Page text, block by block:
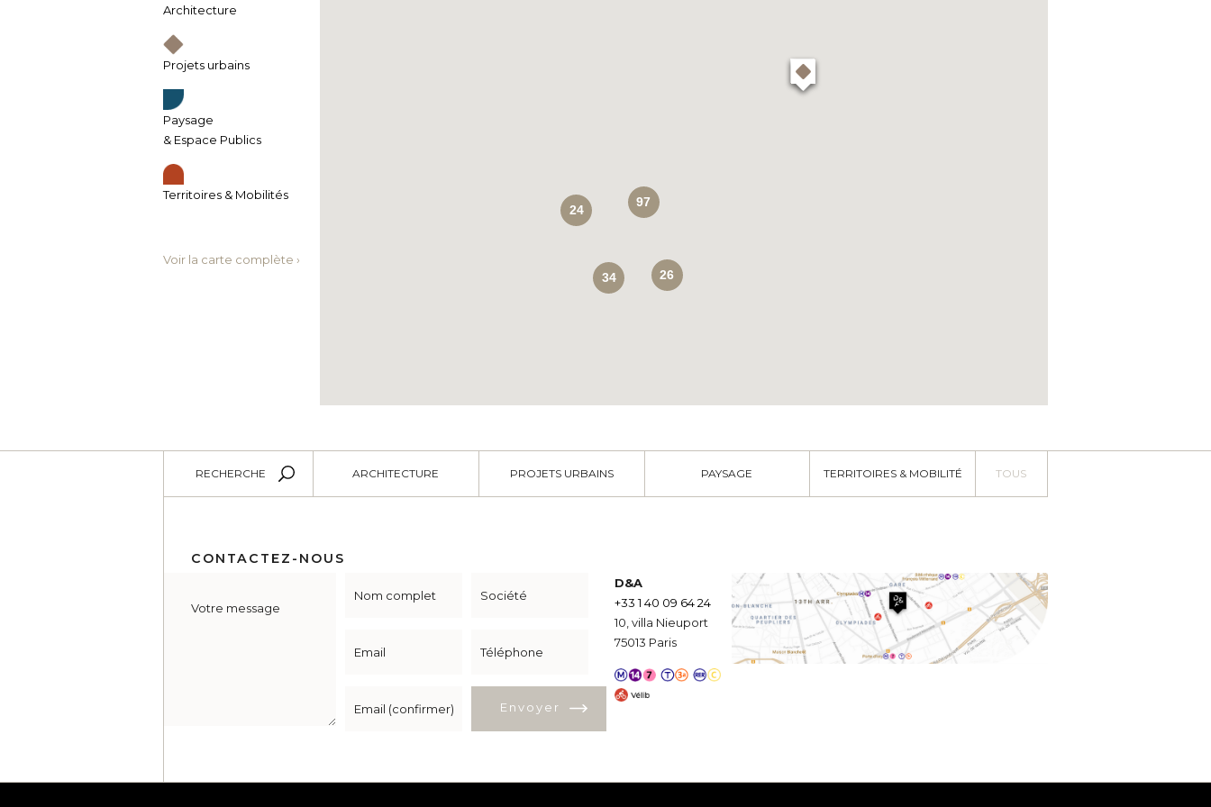
Architecture
Projets urbains
Paysage
& Espace Publics
Territoires & Mobilités
Voir la carte complète ›
34
97
24
26
RECHERCHE ARCHITECTURE PROJETS URBAINS PAYSAGE TERRITOIRES & MOBILITÉ TOUS
CONTACTEZ-NOUS
Envoyer
D&A
+33 1 40 09 64 24
10, villa Nieuport
75013 Paris